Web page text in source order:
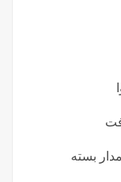
بسته